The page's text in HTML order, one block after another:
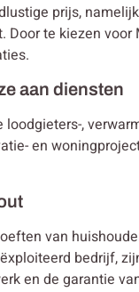
prijs,
Door te kiezen
aan diensten
loodgieters-,
en
van
bedrijf,
en de garantie